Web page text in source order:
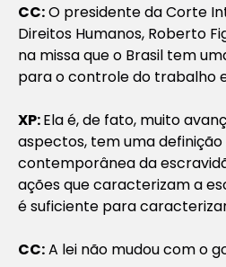
CC:O presidente da Corte
Direitos Humanos, Roberto
na missa que o Brasil tem
para o controle do trabalho
XP:Ela é, de fato, muito
aspectos, tem uma
contemporânea da
ações que caracterizam a
é suficiente para
CC:A lei não mudou com o